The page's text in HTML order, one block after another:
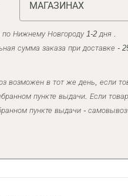
МАГАЗИНАХ
по Нижнему Новгороду 1-2 дня .
сумма заказа при доставке -
возможен в тот же день, если
пункте выдачи. Если
пункте выдачи -